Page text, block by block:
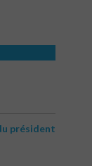
président